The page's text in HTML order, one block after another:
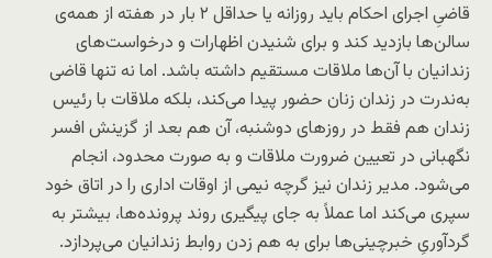
قاضیِ اجرای احکام باید روزانه یا حداقل ۲ بار در هفته از همه‌ی
سالن‌ها بازدید کند و برای شنیدن اظهارات و درخواست‌های
زندانیان با آن‌ها ملاقات مستقیم داشته باشد. اما نه تنها قاضی
به‌ندرت در زندان زنان حضور پیدا می‌کند، بلکه ملاقات با رئیس
زندان هم فقط در روزهای دوشنبه، آن هم بعد از گزینش افسر
نگهبانی در تعیین ضرورت ملاقات و به صورت محدود، انجام
می‌شود. مدیر زندان نیز گرچه نیمی از اوقات اداری را در اتاق خود
سپری می‌کند اما عملاً به جای پیگیری روند پرونده‌ها، بیشتر به
گردآوریِ خبرچینی‌ها برای به هم زدن روابط زندانیان می‌پردازد.